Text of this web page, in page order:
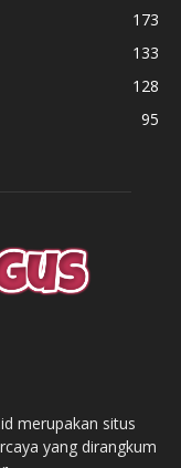
173
133
128
95
merupakan situs
yang dirangkum